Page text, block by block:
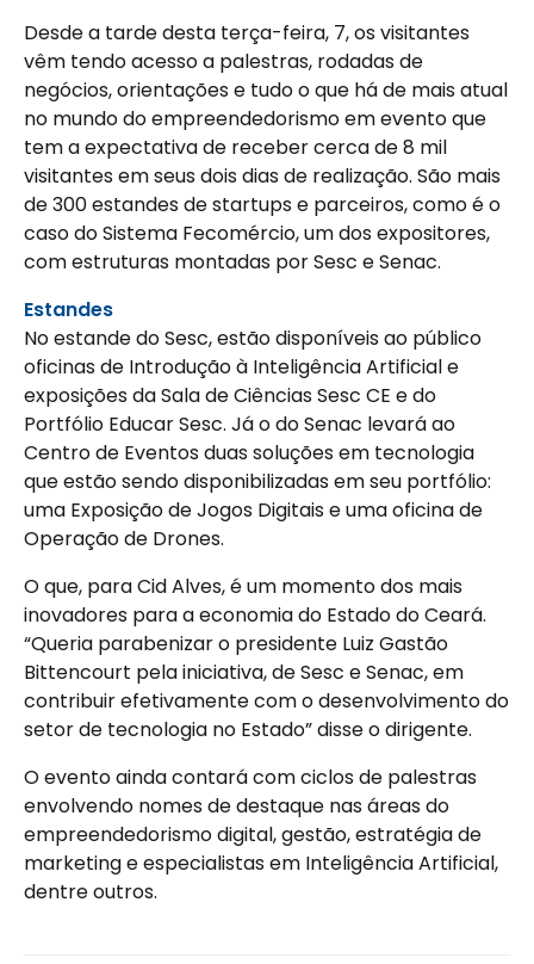
Desde a tarde desta terça-feira, 7, os visitantes
vêm tendo acesso a palestras, rodadas de
negócios, orientações e tudo o que há de mais atual
no mundo do empreendedorismo em evento que
tem a expectativa de receber cerca de 8 mil
visitantes em seus dois dias de realização. São mais
de 300 estandes de startups e parceiros, como é o
caso do Sistema Fecomércio, um dos expositores,
com estruturas montadas por Sesc e Senac.
Estandes
No estande do Sesc, estão disponíveis ao público
oficinas de Introdução à Inteligência Artificial e
exposições da Sala de Ciências Sesc CE e do
Portfólio Educar Sesc. Já o do Senac levará ao
Centro de Eventos duas soluções em tecnologia
que estão sendo disponibilizadas em seu portfólio:
uma Exposição de Jogos Digitais e uma oficina de
Operação de Drones.
O que, para Cid Alves, é um momento dos mais
inovadores para a economia do Estado do Ceará.
“Queria parabenizar o presidente Luiz Gastão
Bittencourt pela iniciativa, de Sesc e Senac, em
contribuir efetivamente com o desenvolvimento do
setor de tecnologia no Estado” disse o dirigente.
O evento ainda contará com ciclos de palestras
envolvendo nomes de destaque nas áreas do
empreendedorismo digital, gestão, estratégia de
marketing e especialistas em Inteligência Artificial,
dentre outros.